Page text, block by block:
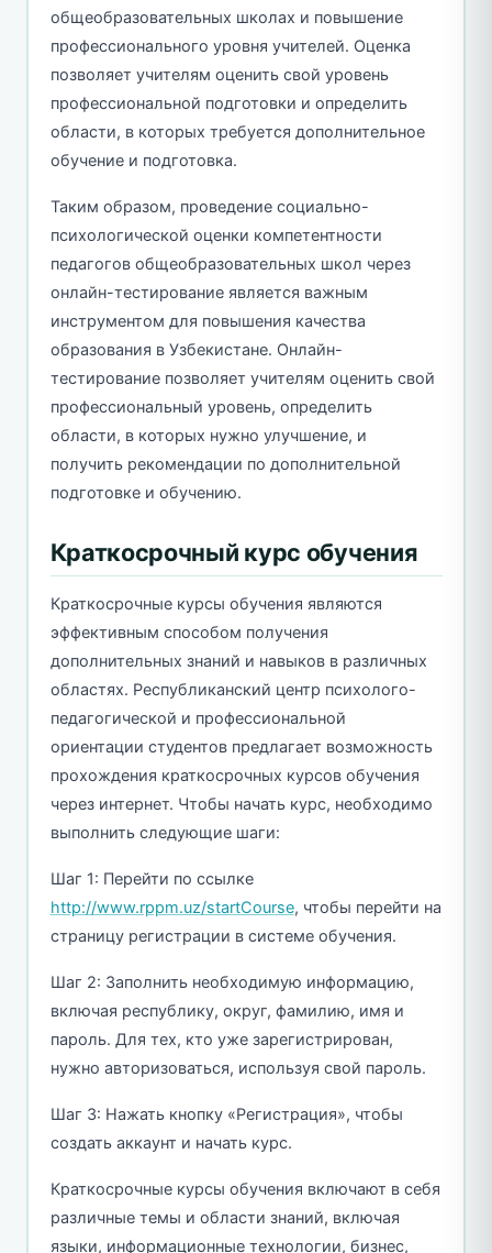
общеобразовательных школах и повышение
профессионального уровня учителей. Оценка
позволяет учителям оценить свой уровень
профессиональной подготовки и определить
области, в которых требуется дополнительное
обучение и подготовка.
Таким образом, проведение социально-
психологической оценки компетентности
педагогов общеобразовательных школ через
онлайн-тестирование является важным
инструментом для повышения качества
образования в Узбекистане. Онлайн-
тестирование позволяет учителям оценить свой
профессиональный уровень, определить
области, в которых нужно улучшение, и
получить рекомендации по дополнительной
подготовке и обучению.
Краткосрочный курс обучения
Краткосрочные курсы обучения являются
эффективным способом получения
дополнительных знаний и навыков в различных
областях. Республиканский центр психолого-
педагогической и профессиональной
ориентации студентов предлагает возможность
прохождения краткосрочных курсов обучения
через интернет. Чтобы начать курс, необходимо
выполнить следующие шаги:
Шаг 1: Перейти по ссылке
http://www.rppm.uz/startCourse, чтобы перейти на
страницу регистрации в системе обучения.
Шаг 2: Заполнить необходимую информацию,
включая республику, округ, фамилию, имя и
пароль. Для тех, кто уже зарегистрирован,
нужно авторизоваться, используя свой пароль.
Шаг 3: Нажать кнопку «Регистрация», чтобы
создать аккаунт и начать курс.
Краткосрочные курсы обучения включают в себя
различные темы и области знаний, включая
языки, информационные технологии, бизнес,